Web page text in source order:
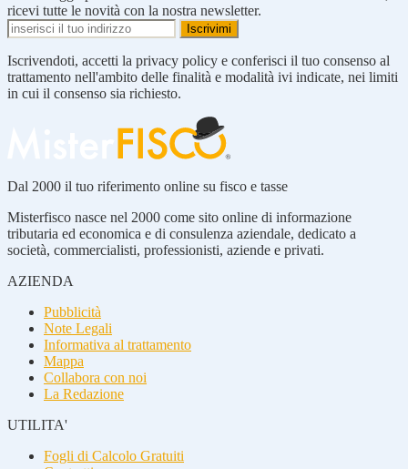
ricevi tutte le novità con la nostra newsletter.
Iscrivendoti, accetti la privacy policy e conferisci il tuo consenso al
trattamento nell'ambito delle finalità e modalità ivi indicate, nei limiti
in cui il consenso sia richiesto.
Dal 2000 il tuo riferimento online su fisco e tasse
Misterfisco nasce nel 2000 come sito online di informazione
tributaria ed economica e di consulenza aziendale, dedicato a
società, commercialisti, professionisti, aziende e privati.
AZIENDA
Pubblicità
Note Legali
Informativa al trattamento
Mappa
Collabora con noi
La Redazione
UTILITA'
Fogli di Calcolo Gratuiti